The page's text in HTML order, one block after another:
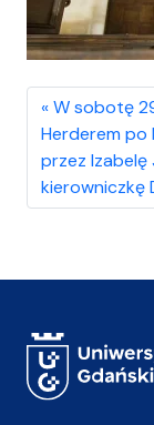
W sobotę
Herderem po
przez
kierowniczkę